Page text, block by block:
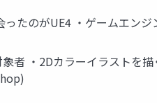
ったのがUE4 ・ゲームエン
者 ・2Dカラーイラストを